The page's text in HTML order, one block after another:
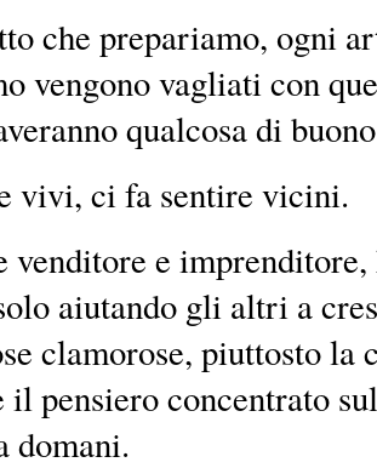
che prepariamo, ogni
vengono vagliati con
qualcosa di
vivi, ci fa sentire vicini.
venditore e
aiutando gli altri a
clamorose, piuttosto la
il pensiero concentrato
domani.